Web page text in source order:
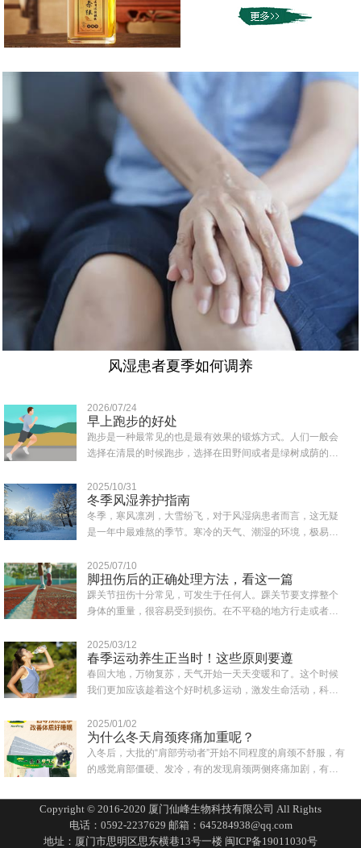
风湿患者夏季如何调养
2026/07/24
早上跑步的好处
跑步是一种最常见的也是最有效果的锻炼方式。人们一般会
选择在清晨的时候跑步，选择在田野间或者是绿树成荫的地
2025/10/31
冬季风湿养护指南
冬季，寒风凛冽，大雪纷飞，对于风湿病患者而言，这无疑
是一年中最难熬的季节。寒冷的天气、潮湿的环境，极易诱
2025/07/10
脚扭伤后的正确处理方法，看这一篇
踝关节扭伤十分常见，可发生于任何人。踝关节要支撑整个
身体的重量，很容易受到损伤。在不平稳的地方行走或者鞋
2025/03/12
春季运动养生正当时！这些原则要遵
春回大地，万物复苏，天气开始一天天变暖和了。这个时候
我们更加应该趁着这个好时机多运动，激发生命活动，科学
2025/01/02
为什么冬天肩颈疼痛加重呢？
入冬后，大批的“肩部劳动者”开始不同程度的肩颈不舒服，有
的感觉肩部僵硬、发冷，有的发现肩颈两侧疼痛加剧，有的
Copyright © 2016-2020 厦门仙峰生物科技有限公司 All Rights
电话：0592-2237629 邮箱：645284938@qq.com
地址：厦门市思明区思东横巷13号一楼 闽ICP备19011030号